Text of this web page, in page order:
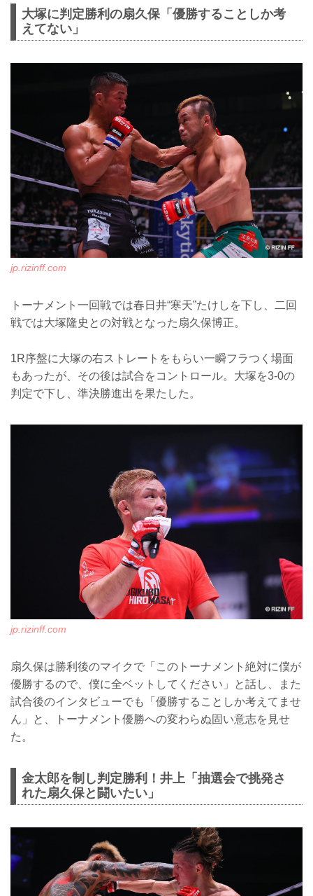
大塚に判定勝利の扇久保「優勝することしか考
えてない」
jp.rizinff.com
トーナメント一回戦では春日井“寒天”たけしを下し、二回
戦では大塚隆史との対戦となった扇久保博正。
1R序盤に大塚の右ストレートをもらい一瞬フラつく場面
もあったが、その後は試合をコントロール。大塚を3-0の
判定で下し、準決勝進出を果たした。
jp.rizinff.com
扇久保は勝利後のマイクで「このトーナメント絶対に僕が
優勝するので、僕に全ベットしてください」と話し、また
試合後のインタビューでも「優勝することしか考えてませ
ん」と、トーナメント優勝への変わらぬ固い意志を見せ
た。
金太郎を制し判定勝利！井上「抽選会で挑発さ
れた扇久保と闘いたい」